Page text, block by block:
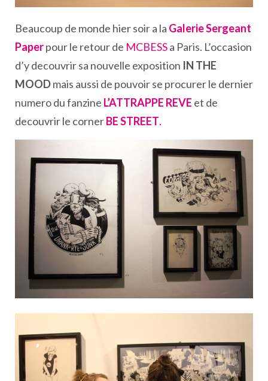
Beaucoup de monde hier soir a la Galerie Sergeant
Paperpour le retour de MCBESSa Paris. L’occasion
d’y decouvrir sa nouvelle exposition IN THE
MOODmais aussi de pouvoir se procurer le dernier
numero du fanzine L’ATTRAPPE REVE et de
decouvrir le cornerBE STREET.